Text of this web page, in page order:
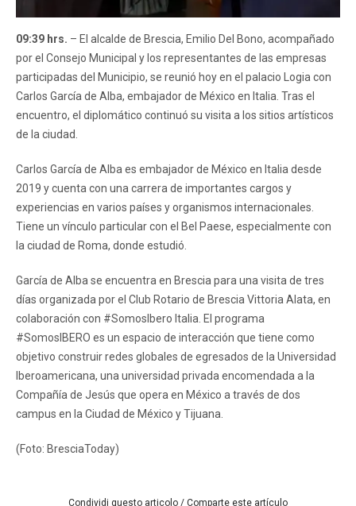
09:39 hrs. – El alcalde de Brescia, Emilio Del Bono, acompañado
por el Consejo Municipal y los representantes de las empresas
participadas del Municipio, se reunió hoy en el palacio Logia con
Carlos García de Alba, embajador de México en Italia. Tras el
encuentro, el diplomático continuó su visita a los sitios artísticos
de la ciudad.
Carlos García de Alba es embajador de México en Italia desde
2019 y cuenta con una carrera de importantes cargos y
experiencias en varios países y organismos internacionales.
Tiene un vínculo particular con el Bel Paese, especialmente con
la ciudad de Roma, donde estudió.
García de Alba se encuentra en Brescia para una visita de tres
días organizada por el Club Rotario de Brescia Vittoria Alata, en
colaboración con #SomosIbero Italia. El programa
#SomosIBERO es un espacio de interacción que tiene como
objetivo construir redes globales de egresados ​​de la Universidad
Iberoamericana, una universidad privada encomendada a la
Compañía de Jesús que opera en México a través de dos
campus en la Ciudad de México y Tijuana.
(Foto: BresciaToday)
Condividi questo articolo / Comparte este artículo